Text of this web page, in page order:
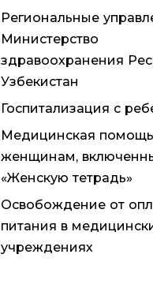
Региональные
Министерство
здравоохранения
Узбекистан
Госпитализация с
Медицинская помощь
женщинам,
«Женскую тетрадь»
Освобождение от
питания в
учреждениях